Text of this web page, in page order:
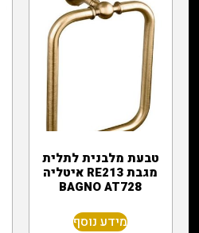
טבעת מלבנית לתלית
מגבת RE213 איטליה
BAGNO AT728
מידע נוסף